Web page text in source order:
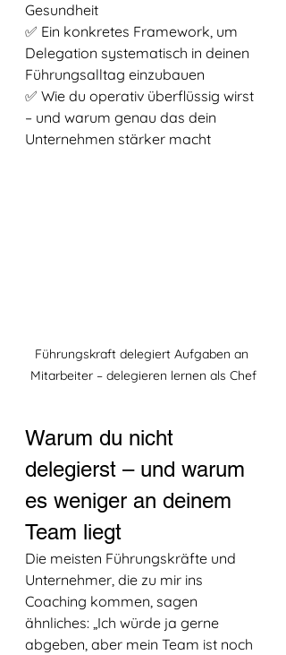
Gesundheit
✅ Ein konkretes Framework, um
Delegation systematisch in deinen
Führungsalltag einzubauen
✅ Wie du operativ überflüssig wirst
– und warum genau das dein
Unternehmen stärker macht
Führungskraft delegiert Aufgaben an
Mitarbeiter – delegieren lernen als Chef
Warum du nicht
delegierst – und warum
es weniger an deinem
Team liegt
Die meisten Führungskräfte und
Unternehmer, die zu mir ins
Coaching kommen, sagen
ähnliches: „Ich würde ja gerne
abgeben, aber mein Team ist noch